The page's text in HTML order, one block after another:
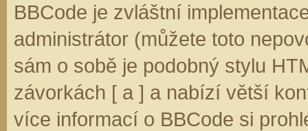
BBCode je zvláštní
administrátor (můžete toto
sám o sobě je podobný stylu
závorkách [ a ] a nabízí větší
více informací o BBCode si